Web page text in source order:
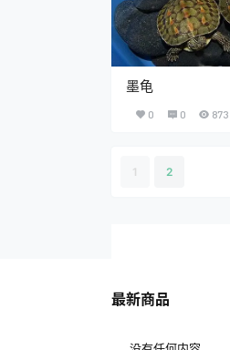
墨龟
0 0 873
1 2
最新商品